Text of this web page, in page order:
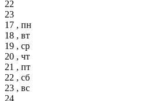
22
23
17 , пн
18 , вт
19 , ср
20 , чт
21 , пт
22 , сб
23 , вс
24